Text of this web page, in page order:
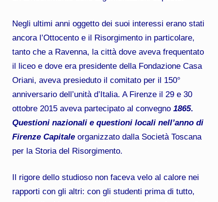
Negli ultimi anni oggetto dei suoi interessi erano stati
ancora l’Ottocento e il Risorgimento in particolare,
tanto che a Ravenna, la città dove aveva frequentato
il liceo e dove era presidente della Fondazione Casa
Oriani, aveva presieduto il comitato per il 150°
anniversario dell’unità d’Italia. A Firenze il 29 e 30
ottobre 2015 aveva partecipato al convegno 1865.
Questioni nazionali e questioni locali nell’anno di
Firenze Capitaleorganizzato dalla Società Toscana
per la Storia del Risorgimento.
Il rigore dello studioso non faceva velo al calore nei
rapporti con gli altri: con gli studenti prima di tutto,